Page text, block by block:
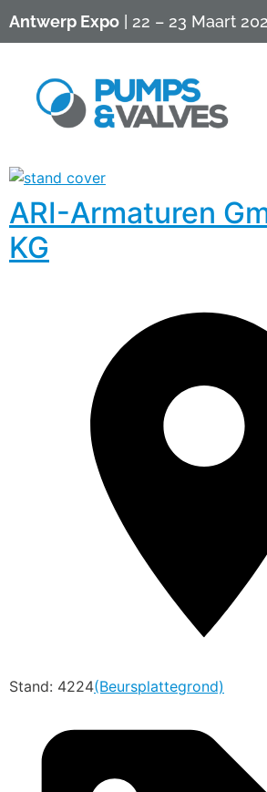
Antwerp Expo | 22 – 23 Maart
ARI-Armaturen
KG
Stand: 4224(Beursplattegrond)